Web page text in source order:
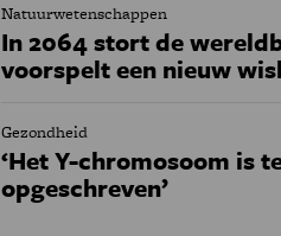
Natuurwetenschappen
In 2064 stort de
voorspelt een nieuw
Gezondheid
‘Het Y-chromosoom is
opgeschreven’